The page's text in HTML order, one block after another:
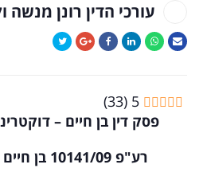
עורכי הדין רונן מנשה
5
(
33
)
פסק דין בן חיים –
רע"פ 10141/09 בן חיים נ' מדינת ישראל